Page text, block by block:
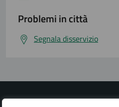
Problemi in città
Segnala disservizio